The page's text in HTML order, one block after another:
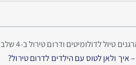
טיול לדולומיטים ודרום טירול ב-4 שלבים?